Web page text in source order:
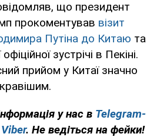
що президент
прокоментував візит
Путіна до Китаю та
зустрічі в Пекіні.
прийом у Китаї значно
у нас в Telegram-
Viber. Не ведіться на фейки!